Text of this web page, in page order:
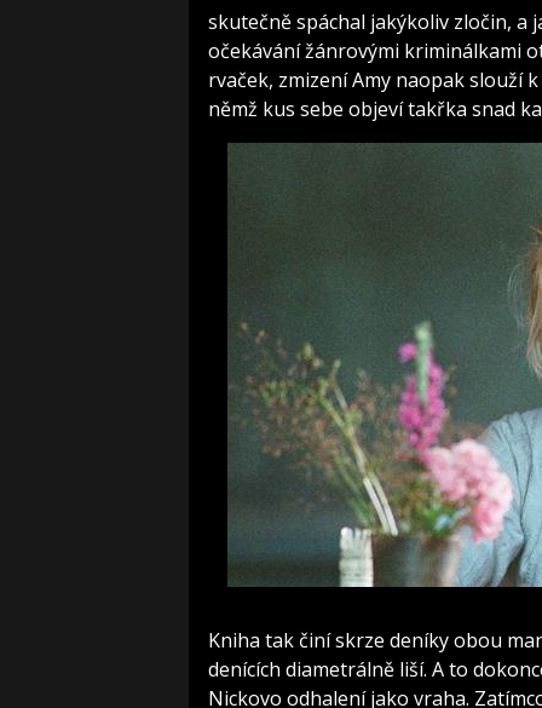
skutečně spáchal jakýkoliv zločin, a
očekávání žánrovými kriminálkami
rvaček, zmizení Amy naopak slouží
němž kus sebe objeví takřka snad
Kniha tak činí skrze deníky obou
denících diametrálně liší. A to
Nickovo odhalení jako vraha.